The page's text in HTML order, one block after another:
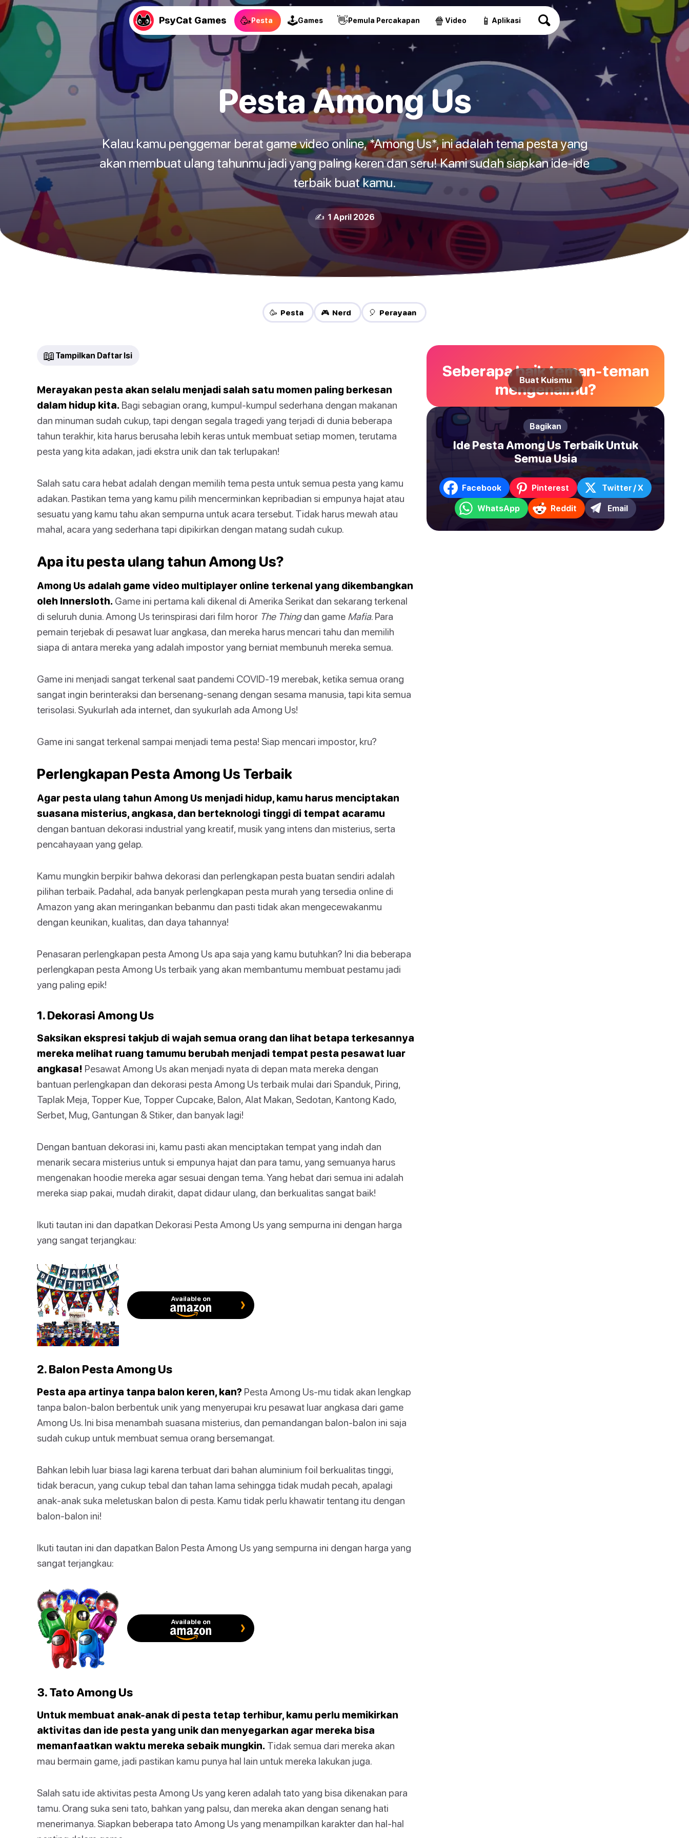
PsyCat Games 🥳Pesta 🕹Games 👋Pemula Percakapan 🍿 Video 📱 Aplikasi
Pesta Among Us
Kalau kamu penggemar berat game video online, *Among Us*, ini adalah tema pesta yang
akan membuat ulang tahunmu jadi yang paling keren dan seru! Kami sudah siapkan ide-ide
terbaik buat kamu.
✍️ 1 April 2026
🥳 Pesta 🎮 Nerd 🎈 Perayaan
📖 Tampilkan Daftar Isi
Merayakan pesta akan selalu menjadi salah satu momen paling berkesan
dalam hidup kita. Bagi sebagian orang, kumpul-kumpul sederhana dengan makanan
dan minuman sudah cukup, tapi dengan segala tragedi yang terjadi di dunia beberapa
tahun terakhir, kita harus berusaha lebih keras untuk membuat setiap momen, terutama
pesta yang kita adakan, jadi ekstra unik dan tak terlupakan!
Salah satu cara hebat adalah dengan memilih tema pesta untuk semua pesta yang kamu
adakan. Pastikan tema yang kamu pilih mencerminkan kepribadian si empunya hajat atau
sesuatu yang kamu tahu akan sempurna untuk acara tersebut. Tidak harus mewah atau
mahal, acara yang sederhana tapi dipikirkan dengan matang sudah cukup.
Apa itu pesta ulang tahun Among Us?
Among Us adalah game video multiplayer online terkenal yang dikembangkan
oleh Innersloth. Game ini pertama kali dikenal di Amerika Serikat dan sekarang terkenal
di seluruh dunia. Among Us terinspirasi dari film horor The Thingdan game Mafia. Para
pemain terjebak di pesawat luar angkasa, dan mereka harus mencari tahu dan memilih
siapa di antara mereka yang adalah impostor yang berniat membunuh mereka semua.
Game ini menjadi sangat terkenal saat pandemi COVID-19 merebak, ketika semua orang
sangat ingin berinteraksi dan bersenang-senang dengan sesama manusia, tapi kita semua
terisolasi. Syukurlah ada internet, dan syukurlah ada Among Us!
Game ini sangat terkenal sampai menjadi tema pesta! Siap mencari impostor, kru?
Perlengkapan Pesta Among Us Terbaik
Agar pesta ulang tahun Among Us menjadi hidup, kamu harus menciptakan
suasana misterius, angkasa, dan berteknologi tinggi di tempat acaramu
dengan bantuan dekorasi industrial yang kreatif, musik yang intens dan misterius, serta
pencahayaan yang gelap.
Kamu mungkin berpikir bahwa dekorasi dan perlengkapan pesta buatan sendiri adalah
pilihan terbaik. Padahal, ada banyak perlengkapan pesta murah yang tersedia online di
Amazon yang akan meringankan bebanmu dan pasti tidak akan mengecewakanmu
dengan keunikan, kualitas, dan daya tahannya!
Penasaran perlengkapan pesta Among Us apa saja yang kamu butuhkan? Ini dia beberapa
perlengkapan pesta Among Us terbaik yang akan membantumu membuat pestamu jadi
yang paling epik!
1. Dekorasi Among Us
Saksikan ekspresi takjub di wajah semua orang dan lihat betapa terkesannya
mereka melihat ruang tamumu berubah menjadi tempat pesta pesawat luar
angkasa! Pesawat Among Us akan menjadi nyata di depan mata mereka dengan
bantuan perlengkapan dan dekorasi pesta Among Us terbaik mulai dari Spanduk, Piring,
Taplak Meja, Topper Kue, Topper Cupcake, Balon, Alat Makan, Sedotan, Kantong Kado,
Serbet, Mug, Gantungan & Stiker, dan banyak lagi!
Dengan bantuan dekorasi ini, kamu pasti akan menciptakan tempat yang indah dan
menarik secara misterius untuk si empunya hajat dan para tamu, yang semuanya harus
mengenakan hoodie mereka agar sesuai dengan tema. Yang hebat dari semua ini adalah
mereka siap pakai, mudah dirakit, dapat didaur ulang, dan berkualitas sangat baik!
Ikuti tautan ini dan dapatkan Dekorasi Pesta Among Us yang sempurna ini dengan harga
yang sangat terjangkau:
Available on
2. Balon Pesta Among Us
Pesta apa artinya tanpa balon keren, kan? Pesta Among Us-mu tidak akan lengkap
tanpa balon-balon berbentuk unik yang menyerupai kru pesawat luar angkasa dari game
Among Us. Ini bisa menambah suasana misterius, dan pemandangan balon-balon ini saja
sudah cukup untuk membuat semua orang bersemangat.
Bahkan lebih luar biasa lagi karena terbuat dari bahan aluminium foil berkualitas tinggi,
tidak beracun, yang cukup tebal dan tahan lama sehingga tidak mudah pecah, apalagi
anak-anak suka meletuskan balon di pesta. Kamu tidak perlu khawatir tentang itu dengan
balon-balon ini!
Ikuti tautan ini dan dapatkan Balon Pesta Among Us yang sempurna ini dengan harga yang
sangat terjangkau:
Available on
3. Tato Among Us
Untuk membuat anak-anak di pesta tetap terhibur, kamu perlu memikirkan
aktivitas dan ide pesta yang unik dan menyegarkan agar mereka bisa
memanfaatkan waktu mereka sebaik mungkin. Tidak semua dari mereka akan
mau bermain game, jadi pastikan kamu punya hal lain untuk mereka lakukan juga.
Salah satu ide aktivitas pesta Among Us yang keren adalah tato yang bisa dikenakan para
tamu. Orang suka seni tato, bahkan yang palsu, dan mereka akan dengan senang hati
menerimanya. Siapkan beberapa tato Among Us yang menampilkan karakter dan hal-hal
Seberapa baik teman-teman
mengenalmu?
Buat Kuismu
Bagikan
Ide Pesta Among Us Terbaik Untuk
Semua Usia
Facebook Pinterest Twitter / X
WhatsApp Reddit Email